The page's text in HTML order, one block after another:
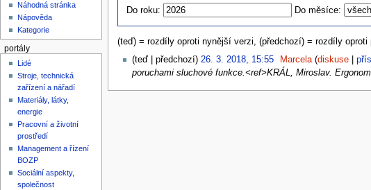
navigaci
vyhledávání
Do roku:
Do měsíce:
(teď) = rozdíly oproti nynější verzi, (předchozí) = rozdíly oproti
teď
předchozí 26. 3. 2018, 15:55‎ Marcela diskuse
poruchami sluchové funkce.<ref>KRÁL, Miroslav.
Náhodná stránka
Nápověda
Kategorie
portály
Lidé
Stroje, technická
zařízení a nářadí
Materiály, látky,
energie
Pracovní a životní
prostředí
Management a řízení
BOZP
Sociální aspekty,
společnost